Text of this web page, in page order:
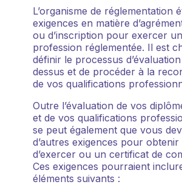
L’organisme de réglementation
exigences en matière
ou d’inscription pour exercer
profession réglementée. Il est
définir le processus
dessus et de procéder à la
de vos qualifications
Outre l’évaluation de vos
et de vos qualifications
se peut également que vous
d’autres exigences pour
d’exercer ou un certificat de
Ces exigences pourraient
éléments suivants :